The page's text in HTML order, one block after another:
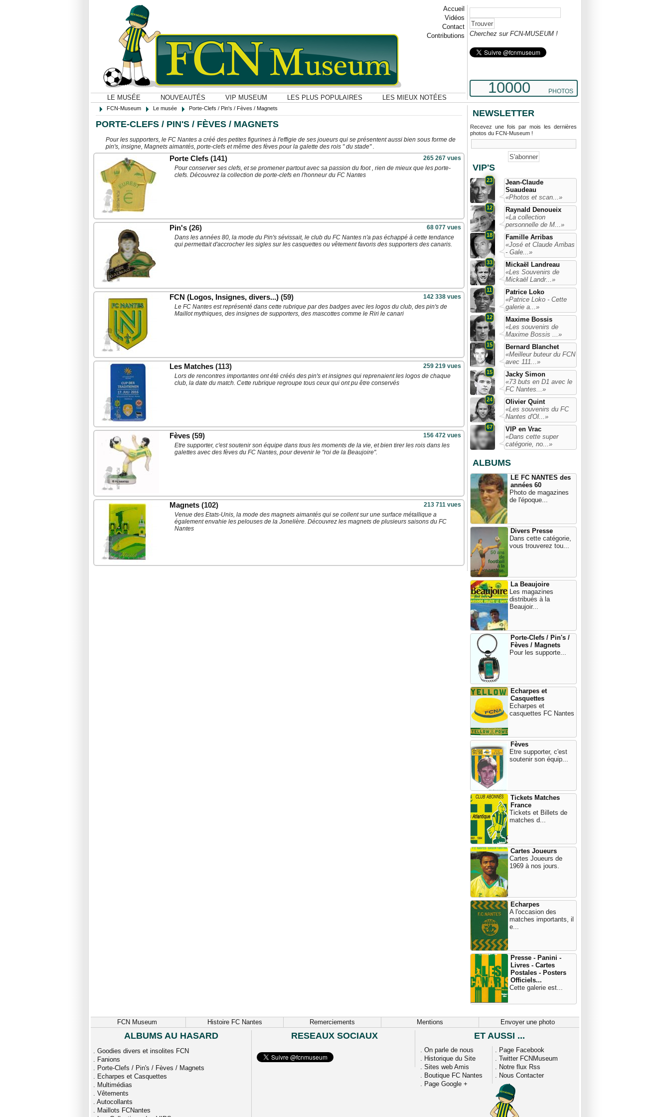
Accueil
Vidéos
Contact
Contributions
LE MUSÉE NOUVEAUTÉS VIP MUSEUM LES PLUS POPULAIRES LES MIEUX NOTÉES
Cherchez sur FCN-MUSEUM !
10000 PHOTOS
FCN-Museum Le musée Porte-Clefs / Pin's / Fèves / Magnets
PORTE-CLEFS / PIN'S / FÈVES / MAGNETS
Pour les supporters, le FC Nantes a créé des petites figurines à l'effigie de ses joueurs qui se présentent aussi bien sous forme de
pin's, insigne, Magnets aimantés, porte-clefs et même des fèves pour la galette des rois " du stade" .
Porte Clefs (141) 265 267 vues
Pour conserver ses clefs, et se promener partout avec sa passion du foot , rien de mieux que les porte-
clefs. Découvrez la collection de porte-clefs en l'honneur du FC Nantes
Pin's (26) 68 077 vues
Dans les années 80, la mode du Pin's sévissait, le club du FC Nantes n'a pas échappé à cette tendance
qui permettait d'accrocher les sigles sur les casquettes ou vêtement favoris des supporters des canaris.
FCN (Logos, Insignes, divers...) (59) 142 338 vues
Le FC Nantes est représenté dans cette rubrique par des badges avec les logos du club, des pin's de
Maillot mythiques, des insignes de supporters, des mascottes comme le Riri le canari
Les Matches (113) 259 219 vues
Lors de rencontres importantes ont été créés des pin's et insignes qui reprenaient les logos de chaque
club, la date du match. Cette rubrique regroupe tous ceux qui ont pu être conservés
Fèves (59) 156 472 vues
Etre supporter, c'est soutenir son équipe dans tous les moments de la vie, et bien tirer les rois dans les
galettes avec des fèves du FC Nantes, pour devenir le "roi de la Beaujoire".
Magnets (102) 213 711 vues
Venue des Etats-Unis, la mode des magnets aimantés qui se collent sur une surface métallique a
également envahie les pelouses de la Jonelière. Découvrez les magnets de plusieurs saisons du FC
Nantes
NEWSLETTER
Recevez une fois par mois les dernières
photos du FCN-Museum !
VIP'S
23
Jean-Claude
Suaudeau
«Photos et scan...»
12
Raynald Denoueix
«La collection
personnelle de M...»
18
Famille Arribas
«José et Claude Arribas
- Gale...»
33
Mickaël Landreau
«Les Souvenirs de
Mickaël Landr...»
11
Patrice Loko
«Patrice Loko - Cette
galerie a...»
12
Maxime Bossis
«Les souvenirs de
Maxime Bossis ...»
15
Bernard Blanchet
«Meilleur buteur du FCN
avec 111...»
15
Jacky Simon
«73 buts en D1 avec le
FC Nantes...»
24
Olivier Quint
«Les souvenirs du FC
Nantes d'Ol...»
67
VIP en Vrac
«Dans cette super
catégorie, no...»
ALBUMS
LE FC NANTES des
années 60
Photo de magazines
de l'époque...
Divers Presse
Dans cette catégorie,
vous trouverez tou...
La Beaujoire
Les magazines
distribués à la
Beaujoir...
Porte-Clefs / Pin's /
Fèves / Magnets
Pour les supporte...
Echarpes et
Casquettes
Echarpes et
casquettes FC Nantes
Fèves
Etre supporter, c'est
soutenir son équip...
Tickets Matches
France
Tickets et Billets de
matches d...
Cartes Joueurs
Cartes Joueurs de
1969 à nos jours.
Echarpes
A l'occasion des
matches importants, il
e...
Presse - Panini -
Livres - Cartes
Postales - Posters
Officiels...
Cette galerie est...
FCN Museum Histoire FC Nantes Remerciements Mentions Envoyer une photo
ALBUMS AU HASARD
. Goodies divers et insolites FCN
. Fanions
. Porte-Clefs / Pin's / Fèves / Magnets
. Echarpes et Casquettes
. Multimédias
. Vêtements
. Autocollants
. Maillots FCNantes
RESEAUX SOCIAUX ET AUSSI ...
. On parle de nous
. Historique du Site
. Sites web Amis
. Boutique FC Nantes
. Page Google +
. Page Facebook
. Twitter FCNMuseum
. Notre flux Rss
. Nous Contacter